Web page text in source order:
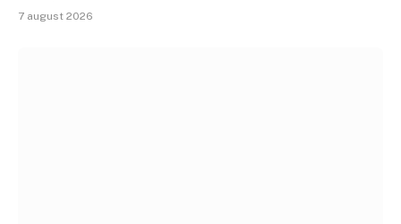
7 august 2026